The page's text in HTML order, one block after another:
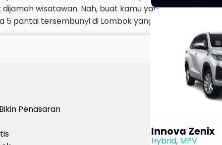
wisatawan. Nah, buat kamu yang suka
pantai tersembunyi di Lombok yang wajib banget
Penasaran
Innova Zenix
Hybrid, MPV